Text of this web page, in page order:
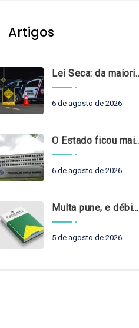
Artigos
Lei Seca: da maioridade à maturidade
6 de agosto de 2026
O Estado ficou mais complexo. O controle precisa acompanhar
6 de agosto de 2026
Multa pune, e débito recompõe. § 3º do art. 71 da Constituição: um problema de legística formal
5 de agosto de 2026